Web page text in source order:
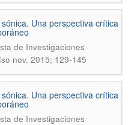
Una perspectiva crítica
de Investigaciones
nov. 2015; 129-145
Una perspectiva crítica
de Investigaciones